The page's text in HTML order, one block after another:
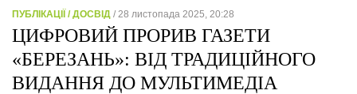
ПУБЛІКАЦІЇ /ДОСВІД / 28 листопада 2025, 20:28
ЦИФРОВИЙ ПРОРИВ ГАЗЕТИ
«БЕРЕЗАНЬ»: ВІД ТРАДИЦІЙНОГО
ВИДАННЯ ДО МУЛЬТИМЕДІА